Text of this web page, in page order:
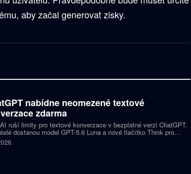
aby začal generovat zisky.
nabídne neomezené textové
zdarma
ruší limity pro textové konverzace v bezplatné verzi ChatGPT.
dostanou model GPT-5.6 Luna a nové tlačítko Think pro
otázky. Předplatitelům Plus a Pro firma zpřístupňuje upravený
Sol spolu s posuvníkem, který nastaví intenzitu přemýšlení.